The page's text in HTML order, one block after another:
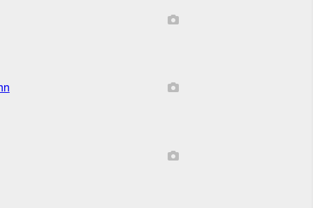
Bericht enthält keine
Bericht enthält keine
Bericht enthält keine